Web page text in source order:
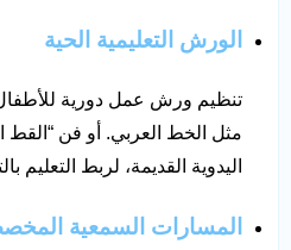
الورش التعليمية الحية
تنظيم ورش عمل دورية
مثل الخط العربي. أو فن “القط
اليدوية القديمة، لربط التعليم
المسارات السمعية